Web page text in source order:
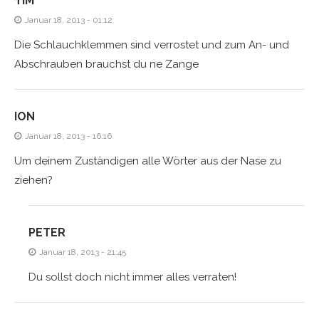
Januar 18, 2013 - 01:12
Die Schlauchklemmen sind verrostet und zum An- und
Abschrauben brauchst du ne Zange
ION
Januar 18, 2013 - 16:16
Um deinem Zuständigen alle Wörter aus der Nase zu
ziehen?
PETER
Januar 18, 2013 - 21:45
Du sollst doch nicht immer alles verraten!